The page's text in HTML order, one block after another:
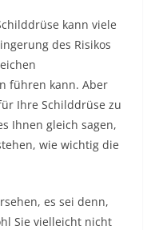
kann viele
des Risikos
führen kann. Aber
Ihre Schilddrüse zu
Ihnen gleich sagen,
wie wichtig die
es sei denn,
Sie vielleicht nicht